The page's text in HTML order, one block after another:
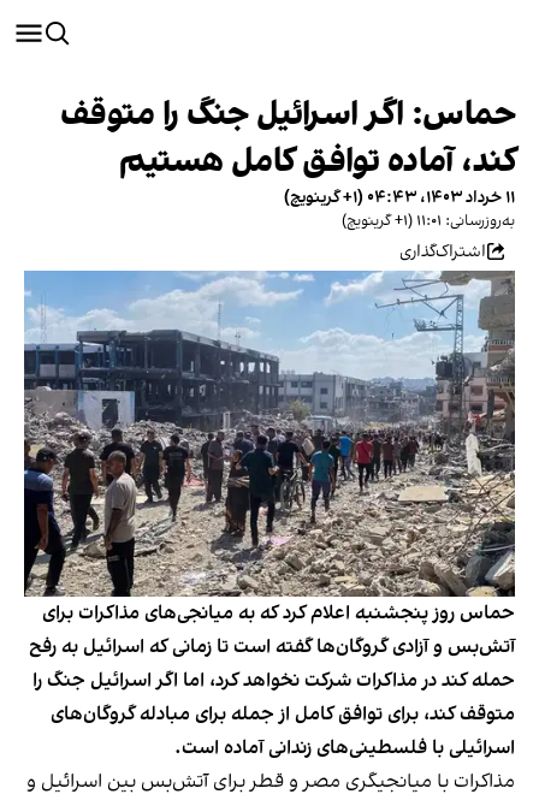
حماس: اگر اسرائیل جنگ را متوقف
کند، آماده توافق کامل هستیم
۱۱ خرداد ۱۴۰۳، ۰۴:۴۳ (‎+۱ گرینویچ)
به‌روزرسانی: ۱۱:۰۱ (‎+۱ گرینویچ)
اشتراک‌گذاری
حماس روز پنجشنبه اعلام کرد که به میانجی‌های مذاکرات برای
آتش‌بس و آزادی گروگان‌ها گفته است تا زمانی که اسرائیل به رفح
حمله کند در مذاکرات شرکت نخواهد کرد، اما اگر اسرائیل جنگ را
متوقف کند، برای توافق کامل از جمله برای مبادله گروگان‌های
اسرائیلی با فلسطینی‌های زندانی آماده است.
مذاکرات با میانجیگری مصر و قطر برای آتش‌بس بین اسرائیل و